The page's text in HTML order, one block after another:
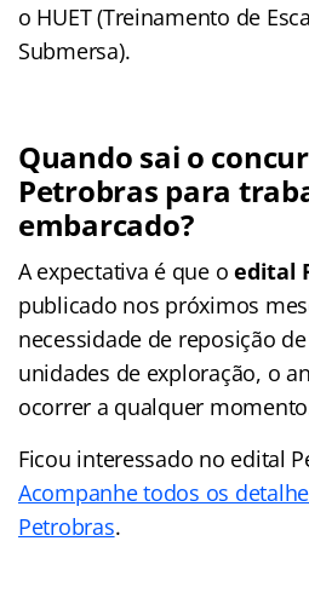
o HUET (Treinamento de
Submersa).
Quando sai o
Petrobras para
embarcado?
A expectativa é que oedital
publicado nos próximos
necessidade de reposição
unidades de exploração, o
ocorrer a qualquer
Ficou interessado no edital
Acompanhe todos os
Petrobras.